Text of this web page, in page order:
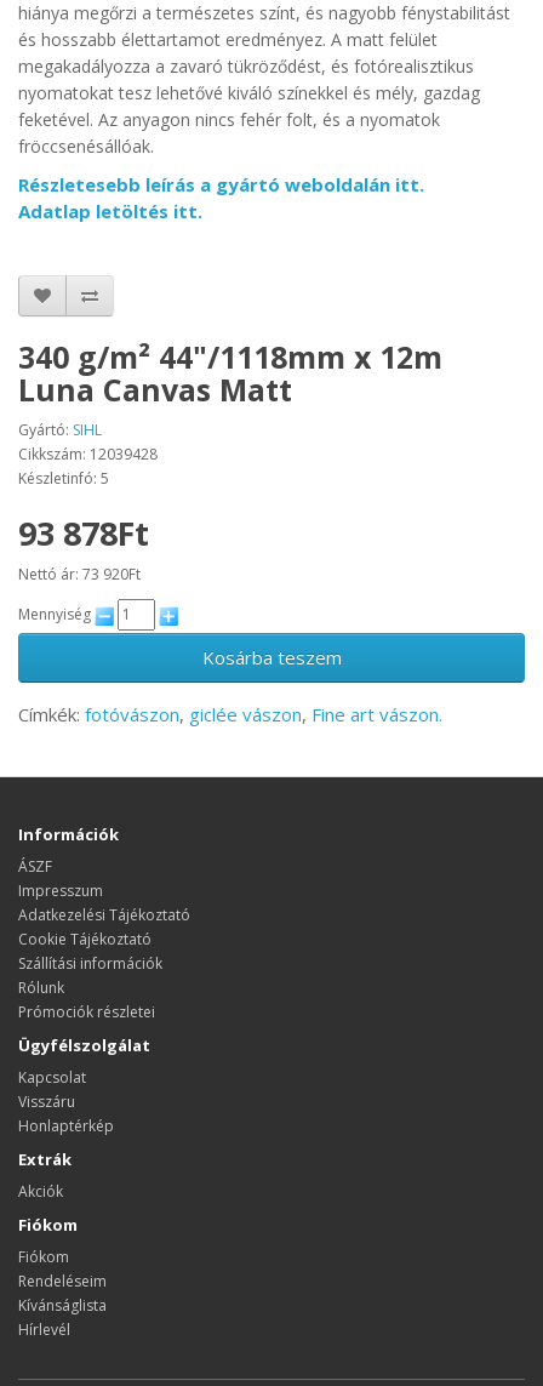
hiánya megőrzi a természetes színt, és nagyobb fénystabilitást
és hosszabb élettartamot eredményez. A matt felület
megakadályozza a zavaró tükröződést, és fotórealisztikus
nyomatokat tesz lehetővé kiváló színekkel és mély, gazdag
feketével. Az anyagon nincs fehér folt, és a nyomatok
fröccsenésállóak.
Részletesebb leírás a gyártó weboldalán itt.
Adatlap letöltés itt.
340 g/m² 44"/1118mm x 12m
Luna Canvas Matt
Gyártó: SIHL
Cikkszám: 12039428
Készletinfó: 5
93 878Ft
Nettó ár: 73 920Ft
Mennyiség
Kosárba teszem
Címkék: fotóvászon, giclée vászon, Fine art vászon.
Információk
ÁSZF
Impresszum
Adatkezelési Tájékoztató
Cookie Tájékoztató
Szállítási információk
Rólunk
Prómociók részletei
Ügyfélszolgálat
Kapcsolat
Visszáru
Honlaptérkép
Extrák
Akciók
Fiókom
Fiókom
Rendeléseim
Kívánságlista
Hírlevél